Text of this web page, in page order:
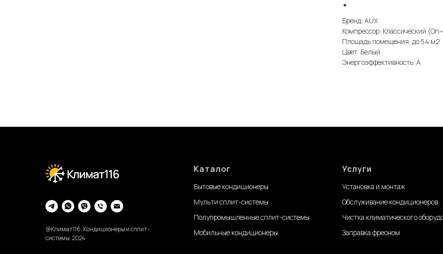
Бренд: AUX
Компрессор: Классический
Площадь помещения: до 54 м2
Цвет: Белый
Энергоэффективность: А
@Климат116. Кондиционеры и сплит-
системы. 2024
Каталог
Бытовые кондиционеры
Мульти сплит-системы
Полупромышленные сплит-системы
Мобильные кондиционеры
Услуги
Установка и монтаж
Обслуживание кондиционеров
Чистка климатического
Заправка фреоном